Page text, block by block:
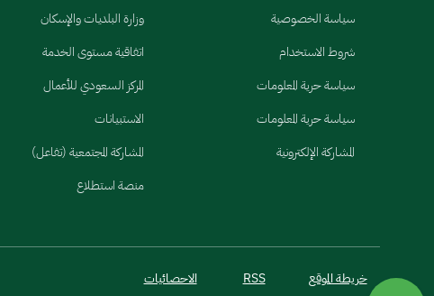
سياسة الخصوصية
شروط الاستخدام
سياسة حرية المعلومات
سياسة حرية المعلومات
المشاركة الإلكترونية
وزارة البلديات والإسكان
اتفاقية مستوى الخدمة
المركز السعودي للأعمال
الاستبيانات
المشاركة المجتمعية (تفاعل)
منصة استطلاع
خريطة الموقع RSS الاحصائيات